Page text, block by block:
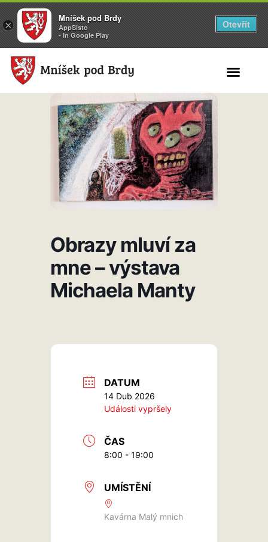
Obrazy mluví za
mne – výstava
Michaela Manty
DATUM
14 Dub 2026
Události vypršely
ČAS
8:00 - 19:00
UMÍSTĚNÍ
Kavárna Malý mnich
×
Mníšek pod Brdy
AppSisto
- In Google Play
Otevřít